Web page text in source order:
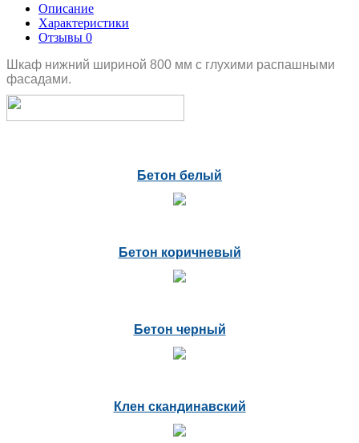
Описание
Характеристики
Отзывы 0
Шкаф нижний шириной 800 мм с глухими распашными
фасадами.
Бетон белый
Бетон коричневый
Бетон черный
Клен скандинавский